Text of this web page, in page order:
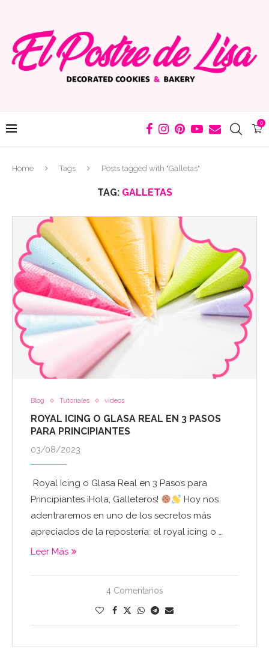
0
Home Tags Posts tagged with "Galletas"
TAG: GALLETAS
Blog Tutoriales videos
ROYAL ICING O GLASA REAL EN 3 PASOS
PARA PRINCIPIANTES
03/08/2023
Royal Icing o Glasa Real en 3 Pasos para
Principiantes ¡Hola, Galleteros!
Hoy nos
adentraremos en uno de los secretos más
apreciados de la repostería: el royal icing o …
Leer Más
4 Comentarios